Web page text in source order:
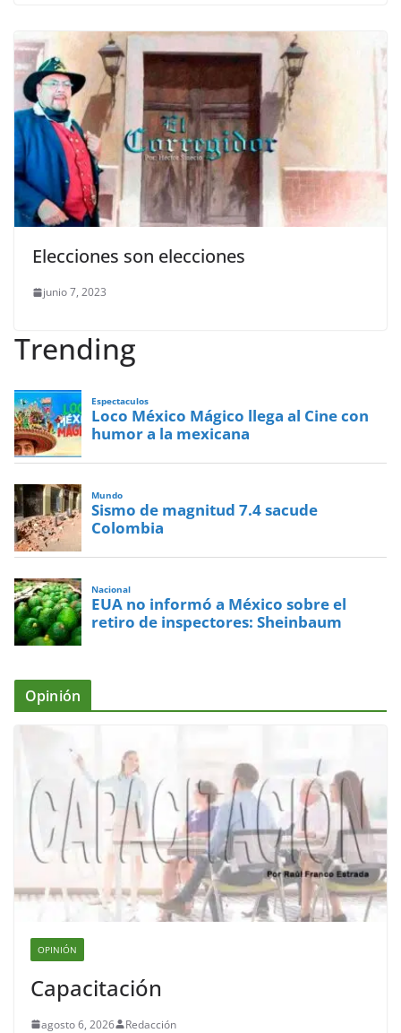
Elecciones son elecciones
junio 7, 2023
Trending
Espectaculos
Loco México Mágico llega al Cine con
humor a la mexicana
Mundo
Sismo de magnitud 7.4 sacude
Colombia
Nacional
EUA no informó a México sobre el
retiro de inspectores: Sheinbaum
Opinión
OPINIÓN
Capacitación
agosto 6, 2026 Redacción